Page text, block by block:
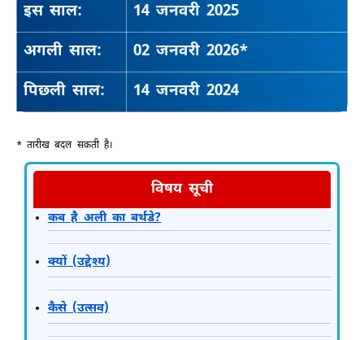
इस साल:
14 जनवरी 2025
अगली साल:
02 जनवरी 2026*
पिछली साल:
14 जनवरी 2024
* तारीख बदल सकती है।
विषय सूची
कब है अली का बर्थडे?
क्यों (उद्देश्य)
कैसे (उत्सव)